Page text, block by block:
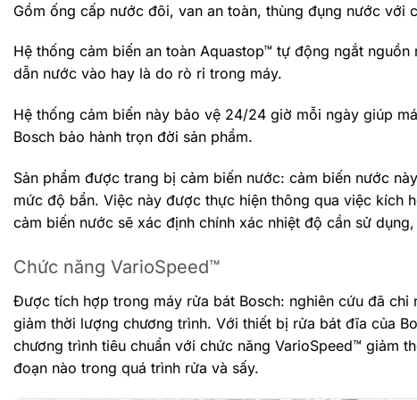
Gồm ống cấp nước đôi, van an toàn, thùng đụng nước với
Hệ thống cảm biến an toàn Aquastop™ tự động ngắt
dẫn nước vào hay là do rò rỉ trong máy.
Hệ thống cảm biến này bảo vệ 24/24 giờ mỗi ngày giúp
Bosch bảo hành trọn đời sản phẩm.
Sản phẩm được trang bị cảm biến nước: cảm biến nước
mức độ bẩn. Việc này được thực hiện thông qua việc kích
cảm biến nước sẽ xác định chính xác nhiệt độ cần sử
Chức năng VarioSpeed™
Được tích hợp trong máy rửa bát Bosch: nghiên cứu đã
giảm thời lượng chương trình. Với thiết bị rửa bát đĩa của
chương trình tiêu chuẩn với chức năng VarioSpeed™ giảm
đoạn nào trong quá trình rửa và sấy.